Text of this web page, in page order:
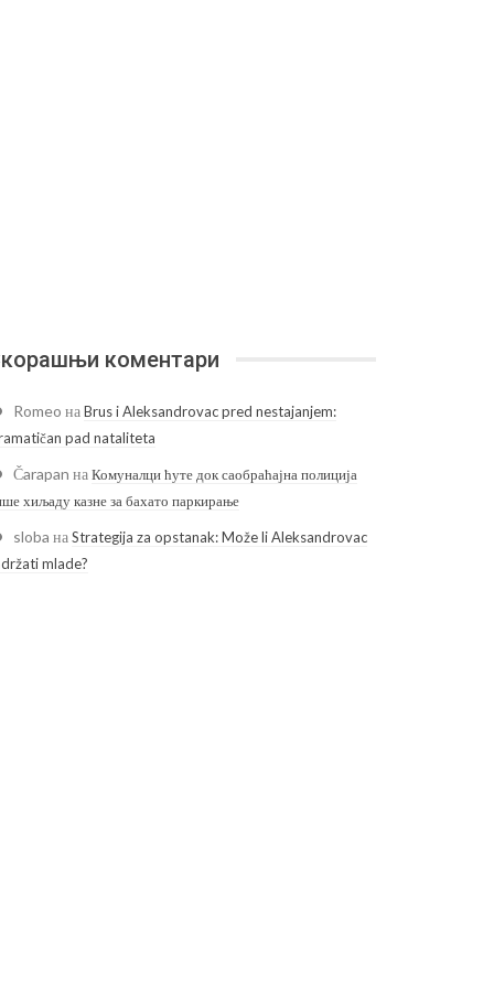
коментари
Romeo наBrus i Aleksandrovac pred nestajanjem:
pad nataliteta
Čarapan наКомуналци ћуте док саобраћајна полиција
хиљаду казне за бахато паркирање
sloba наStrategija za opstanak: Može li Aleksandrovac
mlade?